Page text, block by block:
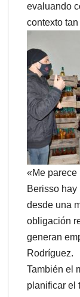
evaluando
contexto
«Me parece
Berisso hay
desde una
obligación
generan
Rodríguez.
También el
planificar el